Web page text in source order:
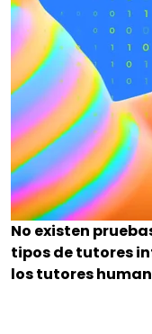
No existen
tipos de tutores
los tutores